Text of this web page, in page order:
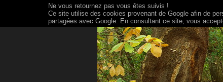
Ne vous retournez pas vous êtes suivis !
Ce site utilise des cookies provenant de Google afin de
partagées avec Google. En consultant ce site, vous